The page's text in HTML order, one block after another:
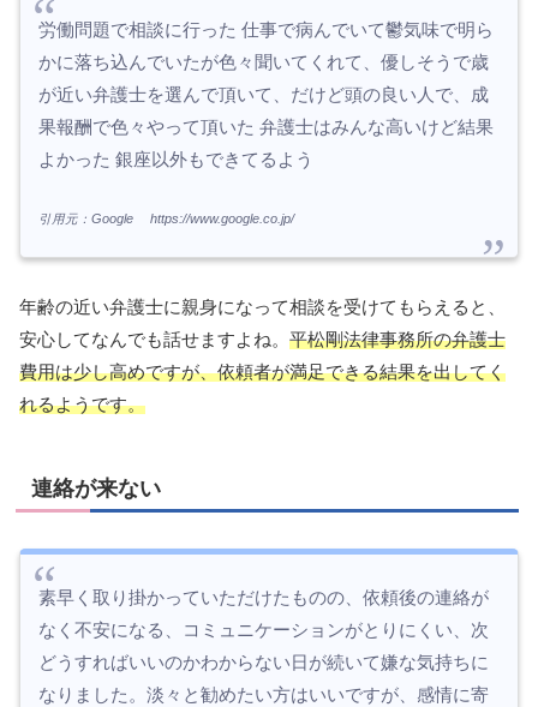
労働問題で相談に行った 仕事で病んでいて鬱気味で明ら
かに落ち込んでいたが色々聞いてくれて、優しそうで歳
が近い弁護士を選んで頂いて、だけど頭の良い人で、成
果報酬で色々やって頂いた 弁護士はみんな高いけど結果
よかった 銀座以外もできてるよう
引用元：Google https://www.google.co.jp/
年齢の近い弁護士に親身になって相談を受けてもらえると、
安心してなんでも話せますよね。 平松剛法律事務所の弁護士
費用は少し高めですが、依頼者が満足できる結果を出してく
れるようです。
連絡が来ない
素早く取り掛かっていただけたものの、依頼後の連絡が
なく不安になる、コミュニケーションがとりにくい、次
どうすればいいのかわからない日が続いて嫌な気持ちに
なりました。淡々と勧めたい方はいいですが、感情に寄